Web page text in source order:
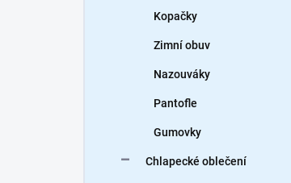
Kopačky
Zimní obuv
Nazouváky
Pantofle
Gumovky
Chlapecké oblečení